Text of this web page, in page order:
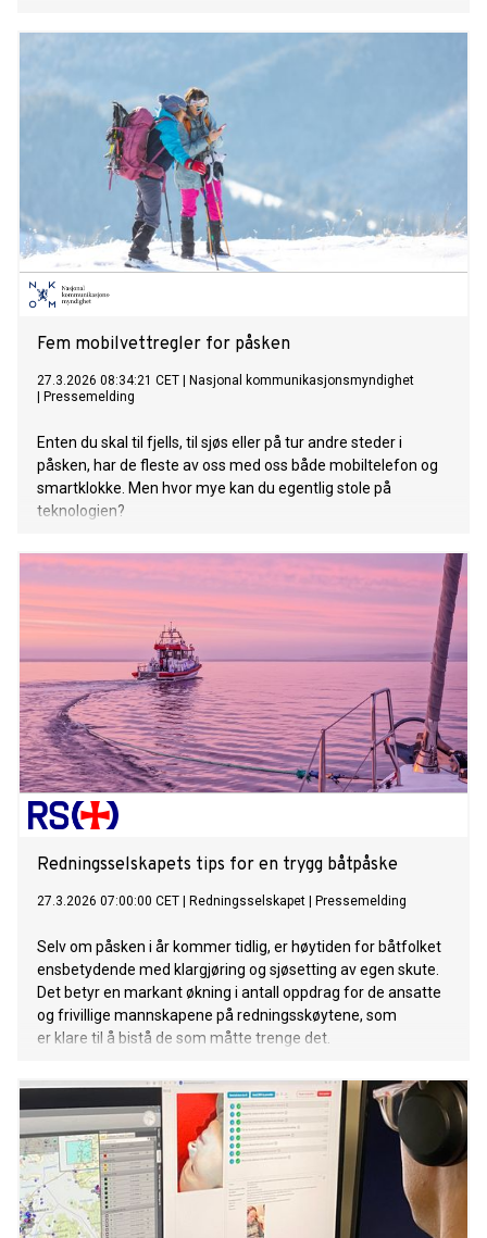
Fem mobilvettregler for påsken
27.3.2026 08:34:21 CET
Nasjonal kommunikasjonsmyndighet
Pressemelding
Enten du skal til fjells, til sjøs eller på tur andre steder i
påsken, har de fleste av oss med oss både mobiltelefon og
smartklokke. Men hvor mye kan du egentlig stole på
teknologien?
Redningsselskapets tips for en trygg båtpåske
27.3.2026 07:00:00 CET Redningsselskapet Pressemelding
Selv om påsken i år kommer tidlig, er høytiden for båtfolket
ensbetydende med klargjøring og sjøsetting av egen skute.
Det betyr en markant økning i antall oppdrag for de ansatte
og frivillige mannskapene på redningsskøytene, som
er klare til å bistå de som måtte trenge det.